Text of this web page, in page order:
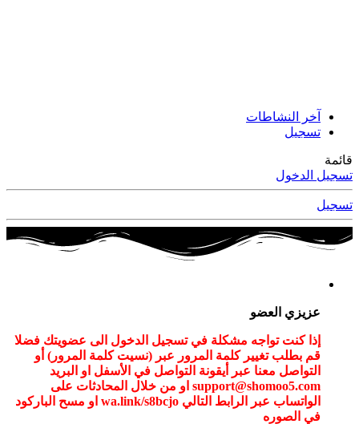
آخر النشاطات
تسجيل
قائمة
تسجيل الدخول
تسجيل
عزيزي العضو
إذا كنت تواجه مشكلة في تسجيل الدخول الى عضويتك فضلا
قم بطلب تغيير كلمة المرور عبر (نسيت كلمة المرور) أو
التواصل معنا عبر أيقونة التواصل في الأسفل او البريد
support@shomoo5.com او من خلال المحادثات على
الواتساب عبر الرابط التالي wa.link/s8bcjo او مسح الباركود
في الصوره